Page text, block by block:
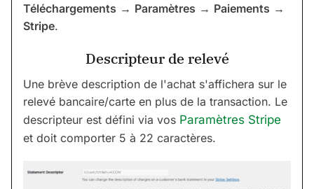
Téléchargements → Paramètres → Paiements →
Stripe.
Descripteur de relevé
Une brève description de l'achat s'affichera sur le
relevé bancaire/carte en plus de la transaction. Le
descripteur est défini via vos Paramètres Stripe
et doit comporter 5 à 22 caractères.